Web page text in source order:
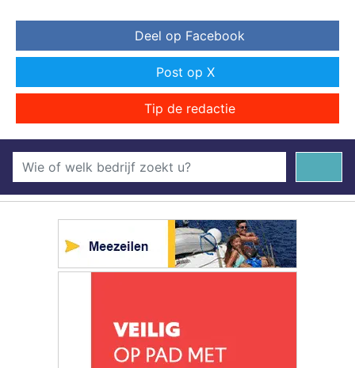
Deel op Facebook
Post op X
Tip de redactie